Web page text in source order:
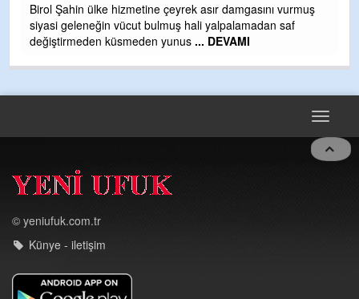
Birol Şahin ülke hizmetine çeyrek asır damgasını vurmuş
siyasi geleneğin vücut bulmuş hali yalpalamadan saf
değiştirmeden küsmeden yunus ... DEVAMI
Toggle
© yeniufuk.com.tr
Künye - iletişim